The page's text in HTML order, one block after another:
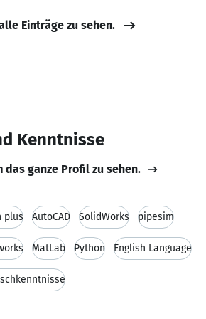
Einträge zu sehen.
Kenntnisse
das ganze Profil zu sehen.
plus AutoCAD SolidWorks pipesim
MatLab Python English Language